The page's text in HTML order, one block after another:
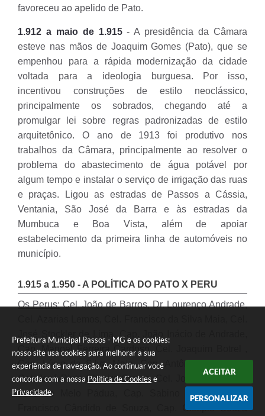
Prefeitura Municipal Passos - MG e os cookies:
nosso site usa cookies para melhorar a sua
experiência de navegação. Ao continuar você
concorda com a nossa Política de Cookies e
Privacidade.
ACEITAR
PERSONALIZAR
favoreceu ao apelido de Pato.
1.912 a maio de 1.915- A presidência da Câmara
esteve nas mãos de Joaquim Gomes (Pato), que se
empenhou para a rápida modernização da cidade
voltada para a ideologia burguesa. Por isso,
incentivou construções de estilo neoclássico,
principalmente os sobrados, chegando até a
promulgar lei sobre regras padronizadas de estilo
arquitetônico. O ano de 1913 foi produtivo nos
trabalhos da Câmara, principalmente ao resolver o
problema do abastecimento de água potável por
algum tempo e instalar o serviço de irrigação das ruas
e praças. Ligou as estradas de Passos a Cássia,
Ventania, São José da Barra e às estradas da
Mumbuca e Boa Vista, além de apoiar
estabelecimento da primeira linha de automóveis no
município.
1.915 a 1.950 - A POLÍTICA DO PATO X PERU
Os Perus:Cel. João de Barros, Dr. Lourenço Andrade,
Cap. Manoel Ferreira Cardoso, Cel. Joaquim Botrel ,
Cap. Lúcio da Silva Maia, Cap. Antônio Domingos,
Cel. José Pinto Oliveira Correa, Cel. José Israel, Cap.
José de Melo Pádua, Cap. Sabino Beraldo, Cap.
Francisco Cândido de Souza, Cap. Olímpio Souza